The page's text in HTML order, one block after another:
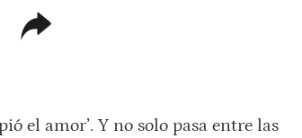
copiar
enlace
el amor’. Y no solo pasa entre las